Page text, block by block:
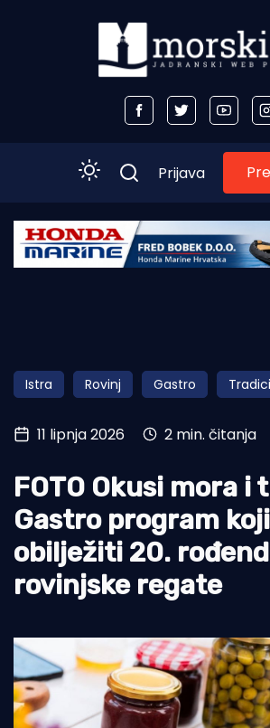
Početna
Obala
Otoci
Turizam i nautika
Pomorstvo
Ribolov
Ekologija
Tradicija i kultura
Prijava
Istra Rovinj Gastro
11 lipnja 2026 2 min. čitanja
FOTO Okusi mora i
Gastro program
obilježiti 20.
rovinjske regate